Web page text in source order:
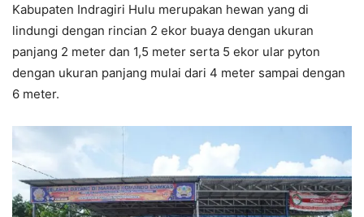
Kabupaten Indragiri Hulu merupakan hewan yang di
lindungi dengan rincian 2 ekor buaya dengan ukuran
panjang 2 meter dan 1,5 meter serta 5 ekor ular pyton
dengan ukuran panjang mulai dari 4 meter sampai dengan
6 meter.